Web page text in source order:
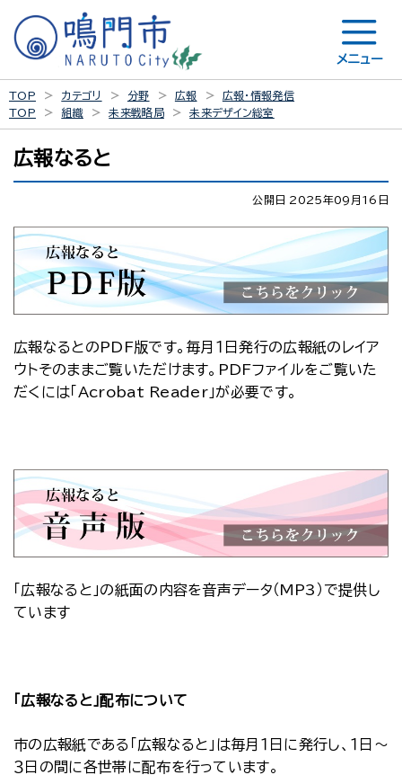
メニュー
TOP カテゴリ 分野 広報
広報・情報発信
TOP
組織 未来戦略局 未来デザイン総室
広報なると
公開日 2025年09月16日
広報なるとのPDF版です。毎月１日発行の広報紙のレイア
ウトそのままご覧いただけます。PDFファイルをご覧いた
だくには「Acrobat Reader」が必要です。
「広報なると」の紙面の内容を音声データ（MP3）で提供し
ています
「広報なると」配布について
市の広報紙である「広報なると」は毎月１日に発行し、１日～
３日の間に各世帯に配布を行っています。